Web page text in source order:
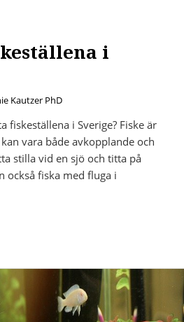
i
Kautzer PhD
fiskeställena i Sverige? Fiske är
vara både avkopplande och
stilla vid en sjö och titta på
också fiska med fluga i